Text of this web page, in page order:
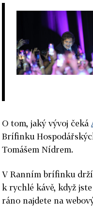
O tom, jaký vývoj čeká
Brífinku
Tomášem Nídrem.
V Ranním brífinku
k rychlé kávě, když
ráno najdete na